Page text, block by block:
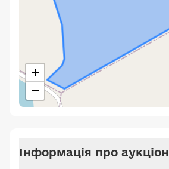
+
−
Інформація про аукціон